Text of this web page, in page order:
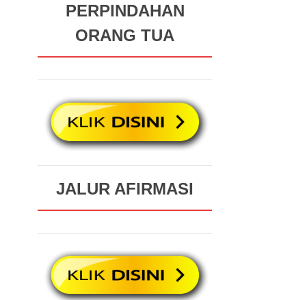
PERPINDAHAN
ORANG TUA
JALUR AFIRMASI